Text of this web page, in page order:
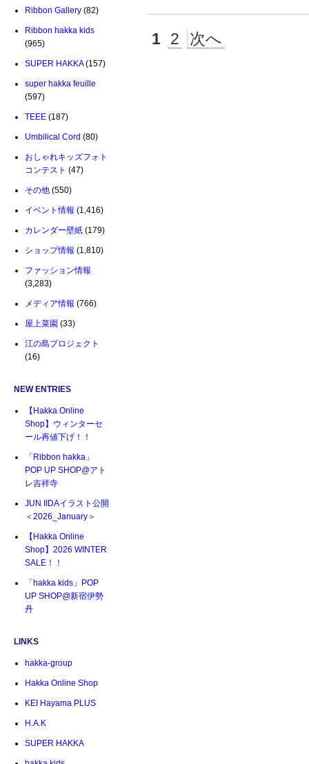
Ribbon Gallery (82)
Ribbon hakka kids
(965)
SUPER HAKKA(157)
super hakka feuille
(597)
TEEE (187)
Umbilical Cord (80)
おしゃれキッズフォト
コンテスト (47)
その他 (550)
イベント情報 (1,416)
カレンダー壁紙 (179)
ショップ情報 (1,810)
ファッション情報
(3,283)
メディア情報 (766)
屋上菜園 (33)
江の島プロジェクト
(16)
NEW ENTRIES
【Hakka Online
Shop】ウィンターセ
ール再値下げ！！
「Ribbon hakka」
POP UP SHOP@アト
レ吉祥寺
JUN IIDAイラスト公開
＜2026_January＞
【Hakka Online
Shop】2026 WINTER
SALE！！
「hakka kids」POP
UP SHOP@新宿伊勢
丹
LINKS
hakka-group
Hakka Online Shop
KEI Hayama PLUS
H.A.K
SUPER HAKKA
1 2 次へ